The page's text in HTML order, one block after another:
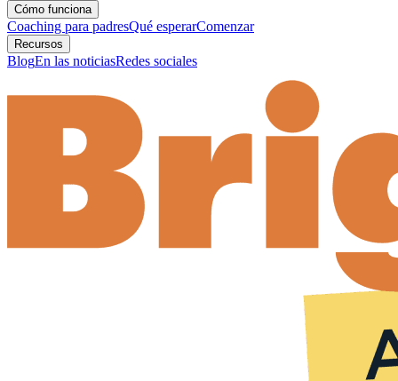
Cómo funciona
Coaching para padresQué esperarComenzar
Recursos
BlogEn las noticiasRedes sociales